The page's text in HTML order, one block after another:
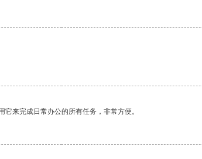
来完成日常办公的所有任务，非常方便。